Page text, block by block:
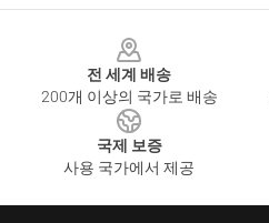
전 세계 배송
200개 이상의 국가로 배송
국제 보증
사용 국가에서 제공